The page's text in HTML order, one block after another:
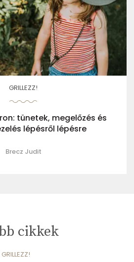
GRILLEZZ!
tünetek, megelőzés és
lépésről lépésre
Brecz Judit
cikkek
GRILLEZZ!